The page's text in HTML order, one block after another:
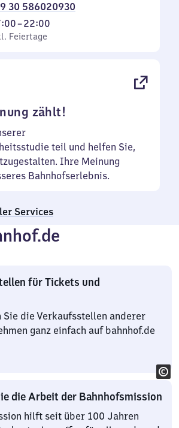
30 586020930
–22:00
Feiertage
zählt!
teil und helfen Sie,
Ihre Meinung
Bahnhofserlebnis.
Services
für Tickets und
die Verkaufsstellen anderer
ganz einfach auf bahnhof.de
die Arbeit der Bahnhofsmission
hilft seit über 100 Jahren